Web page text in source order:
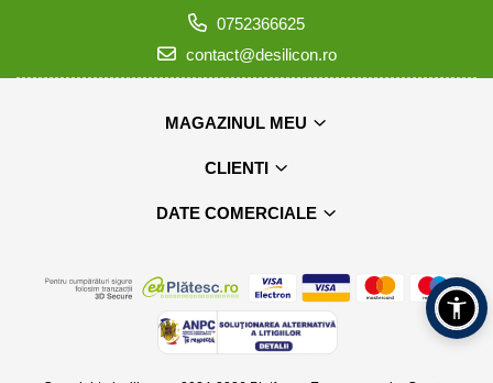
0752366625
contact@desilicon.ro
MAGAZINUL MEU
CLIENTI
DATE COMERCIALE